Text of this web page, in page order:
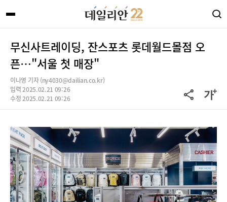
무신사트레이딩, 잔스포츠 롯데월드몰점 오
픈…"서울 첫 매장"
이나영 기자 (ny4030@dailian.co.kr)
입력 2025.02.21 09:26
수정 2025.02.21 09:26